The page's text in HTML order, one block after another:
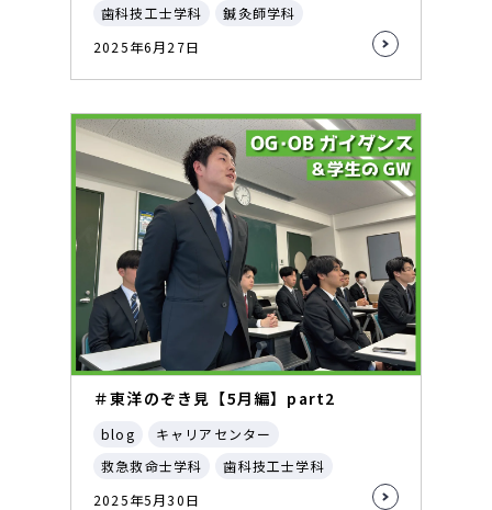
歯科技工士学科
鍼灸師学科
2025年6月27日
＃東洋のぞき見【5月編】part2
blog
キャリアセンター
救急救命士学科
歯科技工士学科
2025年5月30日